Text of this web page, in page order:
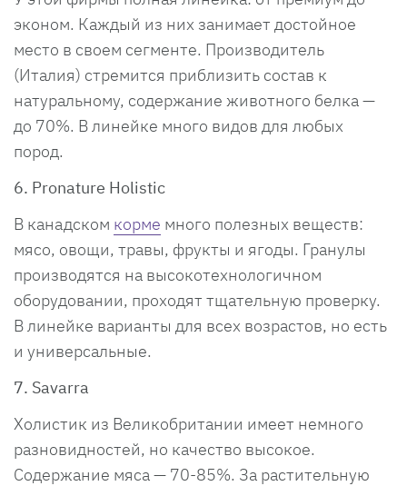
эконом. Каждый из них занимает достойное
место в своем сегменте. Производитель
(Италия) стремится приблизить состав к
натуральному, содержание животного белка —
до 70%. В линейке много видов для любых
пород.
6. Pronature Holistic
В канадском корме много полезных веществ:
мясо, овощи, травы, фрукты и ягоды. Гранулы
производятся на высокотехнологичном
оборудовании, проходят тщательную проверку.
В линейке варианты для всех возрастов, но есть
и универсальные.
7. Savarra
Холистик из Великобритании имеет немного
разновидностей, но качество высокое.
Содержание мяса — 70-85%. За растительную